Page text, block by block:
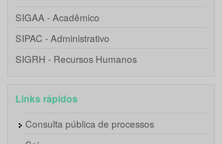
SIGAA - Acadêmico
SIPAC - Administrativo
SIGRH - Recursos Humanos
Links rápidos
Consulta pública de processos